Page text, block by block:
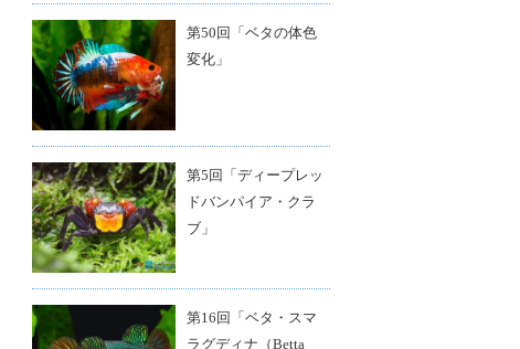
第50回「ベタの体色
変化」
第5回「ディープレッ
ドバンパイア・クラ
ブ」
第16回「ベタ・スマ
ラグディナ（Betta